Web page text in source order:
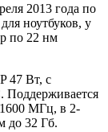
2013 года по
ноутбуков, у
по 22 нм
47 Вт, с
Поддерживается
МГц, в 2-
до 32 Гб.